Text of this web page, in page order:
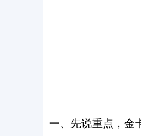
一、先说重点，金